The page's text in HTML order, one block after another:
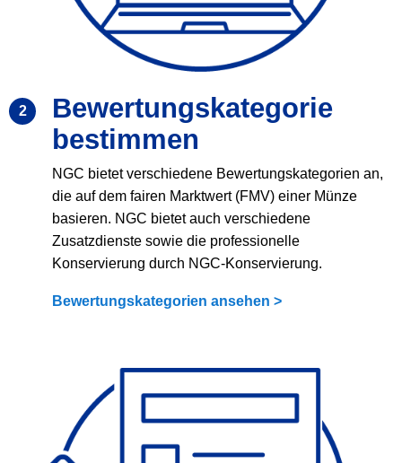
2
Bewertungskategorie
bestimmen
NGC bietet verschiedene Bewertungskategorien an,
die auf dem fairen Marktwert (FMV) einer Münze
basieren. NGC bietet auch verschiedene
Zusatzdienste sowie die professionelle
Konservierung durch NGC-Konservierung.
Bewertungskategorien ansehen >